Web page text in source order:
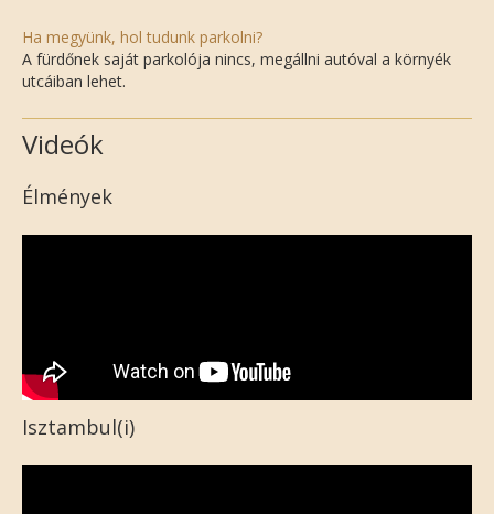
Ha megyünk, hol tudunk parkolni?
A fürdőnek saját parkolója nincs, megállni autóval a környék
utcáiban lehet.
Videók
Élmények
Isztambul(i)